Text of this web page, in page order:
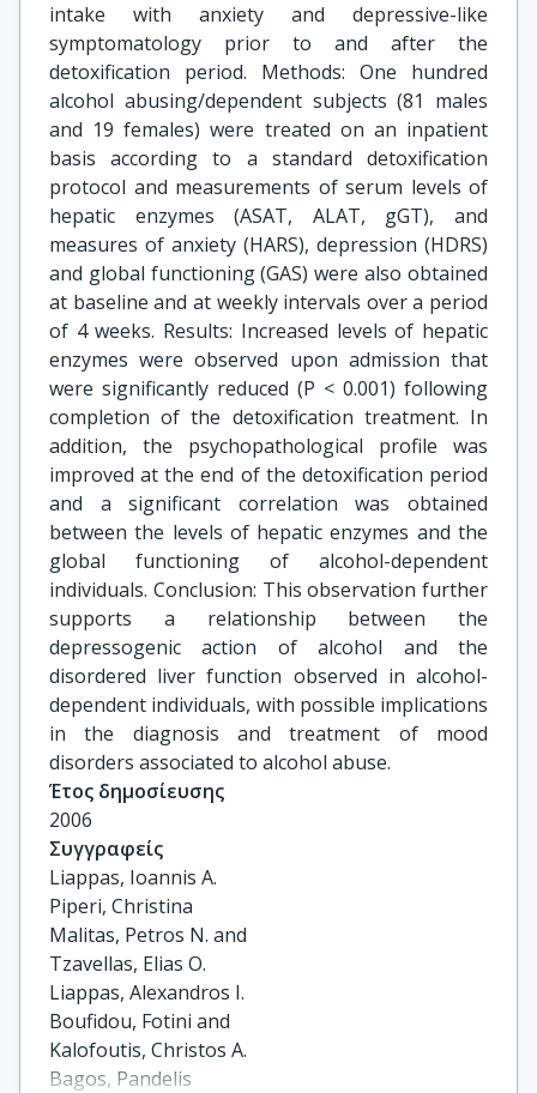
intake with anxiety and depressive-like
symptomatology prior to and after the
detoxification period. Methods: One hundred
alcohol abusing/dependent subjects (81 males
and 19 females) were treated on an inpatient
basis according to a standard detoxification
protocol and measurements of serum levels of
hepatic enzymes (ASAT, ALAT, gGT), and
measures of anxiety (HARS), depression (HDRS)
and global functioning (GAS) were also obtained
at baseline and at weekly intervals over a period
of 4 weeks. Results: Increased levels of hepatic
enzymes were observed upon admission that
were significantly reduced (P < 0.001) following
completion of the detoxification treatment. In
addition, the psychopathological profile was
improved at the end of the detoxification period
and a significant correlation was obtained
between the levels of hepatic enzymes and the
global functioning of alcohol-dependent
individuals. Conclusion: This observation further
supports a relationship between the
depressogenic action of alcohol and the
disordered liver function observed in alcohol-
dependent individuals, with possible implications
in the diagnosis and treatment of mood
disorders associated to alcohol abuse.
Έτος δημοσίευσης
2006
Συγγραφείς
Liappas, Ioannis A.
Piperi, Christina
Malitas, Petros N. and
Tzavellas, Elias O.
Liappas, Alexandros I.
Boufidou, Fotini and
Kalofoutis, Christos A.
Bagos, Pandelis